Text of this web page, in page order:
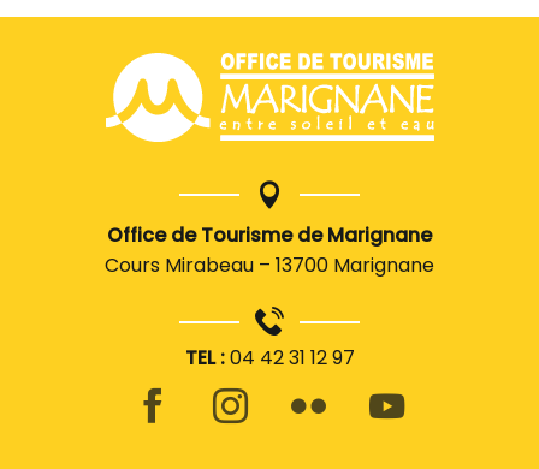
Office de Tourisme de Marignane
Cours Mirabeau – 13700 Marignane
TEL :04 42 31 12 97